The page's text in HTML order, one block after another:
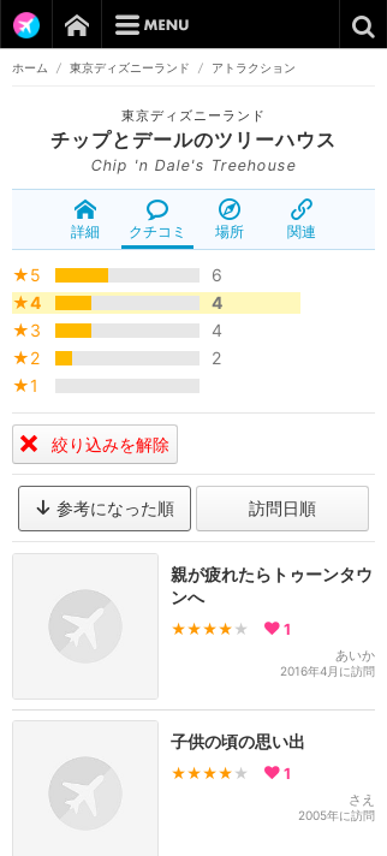
ホーム / 東京ディズニーランド / アトラクション
東京ディズニーランド
チップとデールのツリーハウス
Chip 'n Dale's Treehouse
詳細 クチコミ 場所 関連
★5
6
★4
4
★3
4
★2
2
★1
絞り込みを解除
参考になった順 訪問日順
親が疲れたらトゥーンタウ
ンへ
★★★★ ★ 1
あいか
2016年4月に訪問
子供の頃の思い出
★★★★ ★ 1
さえ
2005年に訪問